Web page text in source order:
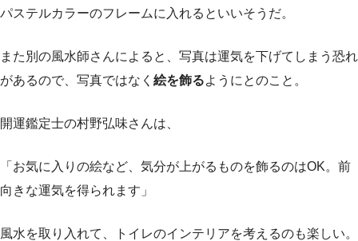
パステルカラーのフレームに入れるといいそうだ。
また別の風水師さんによると、写真は運気を下げてしまう恐れ
があるので、写真ではなく 絵を飾るようにとのこと。
開運鑑定士の村野弘味さんは、
「お気に入りの絵など、気分が上がるものを飾るのはOK。前
向きな運気を得られます」
風水を取り入れて、トイレのインテリアを考えるのも楽しい。